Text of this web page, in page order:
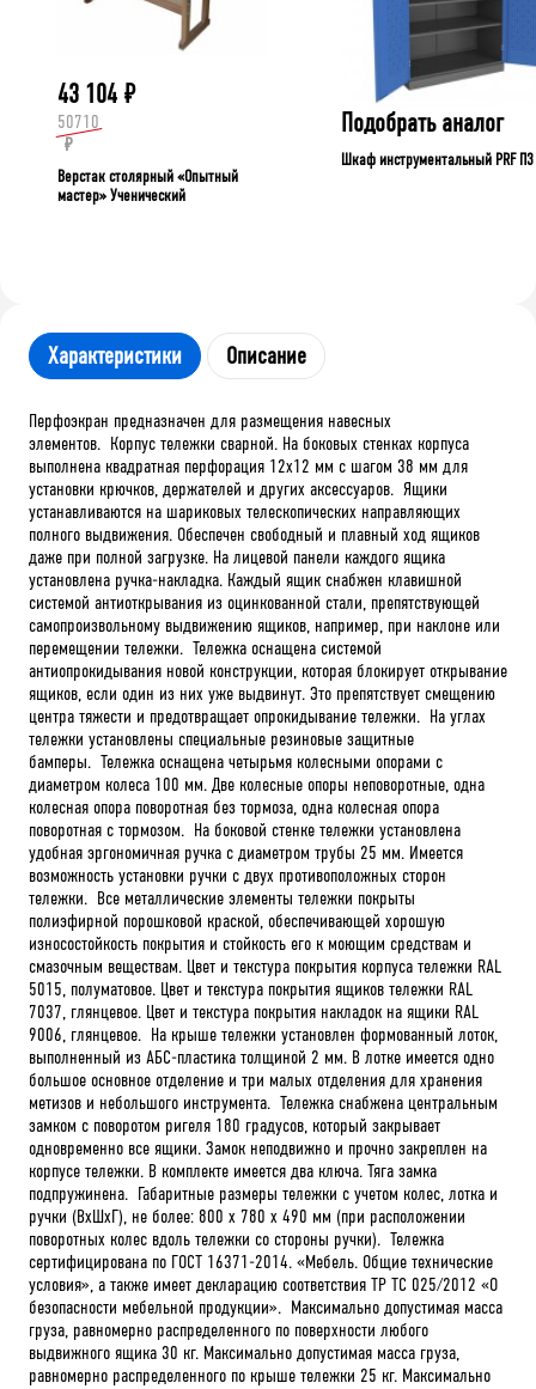
43 104 ₽
50710
₽
Верстак столярный «Опытный
мастер» Ученический
Подобрать аналог
Шкаф инструментальный PRF П3
Характеристики Описание
Перфоэкран предназначен для размещения навесных
элементов. Корпус тележки сварной. На боковых стенках корпуса
выполнена квадратная перфорация 12х12 мм с шагом 38 мм для
установки крючков, держателей и других аксессуаров. Ящики
устанавливаются на шариковых телескопических направляющих
полного выдвижения. Обеспечен свободный и плавный ход ящиков
даже при полной загрузке. На лицевой панели каждого ящика
установлена ручка-накладка. Каждый ящик снабжен клавишной
системой антиоткрывания из оцинкованной стали, препятствующей
самопроизвольному выдвижению ящиков, например, при наклоне или
перемещении тележки. Тележка оснащена системой
антиопрокидывания новой конструкции, которая блокирует открывание
ящиков, если один из них уже выдвинут. Это препятствует смещению
центра тяжести и предотвращает опрокидывание тележки. На углах
тележки установлены специальные резиновые защитные
бамперы. Тележка оснащена четырьмя колесными опорами с
диаметром колеса 100 мм. Две колесные опоры неповоротные, одна
колесная опора поворотная без тормоза, одна колесная опора
поворотная с тормозом. На боковой стенке тележки установлена
удобная эргономичная ручка с диаметром трубы 25 мм. Имеется
возможность установки ручки с двух противоположных сторон
тележки. Все металлические элементы тележки покрыты
полиэфирной порошковой краской, обеспечивающей хорошую
износостойкость покрытия и стойкость его к моющим средствам и
смазочным веществам. Цвет и текстура покрытия корпуса тележки RAL
5015, полуматовое. Цвет и текстура покрытия ящиков тележки RAL
7037, глянцевое. Цвет и текстура покрытия накладок на ящики RAL
9006, глянцевое. На крыше тележки установлен формованный лоток,
выполненный из АБС-пластика толщиной 2 мм. В лотке имеется одно
большое основное отделение и три малых отделения для хранения
метизов и небольшого инструмента. Тележка снабжена центральным
замком с поворотом ригеля 180 градусов, который закрывает
одновременно все ящики. Замок неподвижно и прочно закреплен на
корпусе тележки. В комплекте имеется два ключа. Тяга замка
подпружинена. Габаритные размеры тележки с учетом колес, лотка и
ручки (ВхШхГ), не более: 800 х 780 х 490 мм (при расположении
поворотных колес вдоль тележки со стороны ручки). Тележка
сертифицирована по ГОСТ 16371-2014. «Мебель. Общие технические
условия», а также имеет декларацию соответствия ТР ТС 025/2012 «О
безопасности мебельной продукции». Максимально допустимая масса
груза, равномерно распределенного по поверхности любого
выдвижного ящика 30 кг. Максимально допустимая масса груза,
равномерно распределенного по крыше тележки 25 кг. Максимально